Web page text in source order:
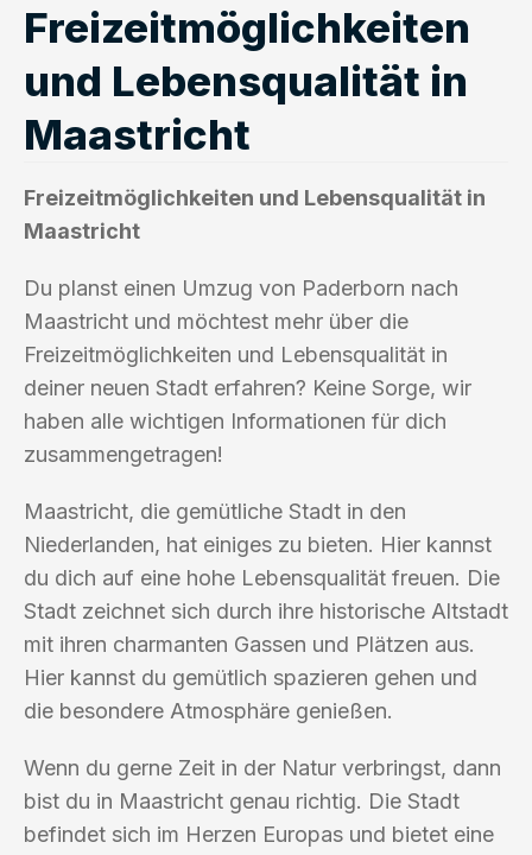
Freizeitmöglichkeiten
und Lebensqualität in
Maastricht
Freizeitmöglichkeiten und Lebensqualität in
Maastricht
Du planst einen Umzug von Paderborn nach
Maastricht und möchtest mehr über die
Freizeitmöglichkeiten und Lebensqualität in
deiner neuen Stadt erfahren? Keine Sorge, wir
haben alle wichtigen Informationen für dich
zusammengetragen!
Maastricht, die gemütliche Stadt in den
Niederlanden, hat einiges zu bieten. Hier kannst
du dich auf eine hohe Lebensqualität freuen. Die
Stadt zeichnet sich durch ihre historische Altstadt
mit ihren charmanten Gassen und Plätzen aus.
Hier kannst du gemütlich spazieren gehen und
die besondere Atmosphäre genießen.
Wenn du gerne Zeit in der Natur verbringst, dann
bist du in Maastricht genau richtig. Die Stadt
befindet sich im Herzen Europas und bietet eine